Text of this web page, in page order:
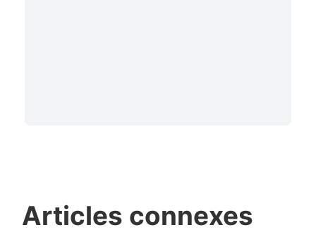
Articles connexes